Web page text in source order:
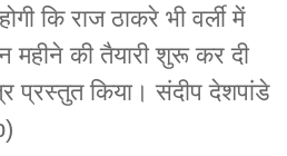
कि राज ठाकरे भी वर्ली में
महीने की तैयारी शुरू कर दी
प्रस्तुत किया। संदीप देशपांडे